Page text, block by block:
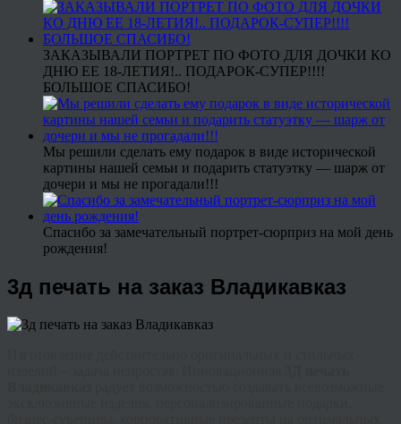
ЗАКАЗЫВАЛИ ПОРТРЕТ ПО ФОТО ДЛЯ ДОЧКИ КО
ДНЮ ЕЕ 18-ЛЕТИЯ!.. ПОДАРОК-СУПЕР!!!!
БОЛЬШОЕ СПАСИБО!
Мы решили сделать ему подарок в виде исторической
картины нашей семьи и подарить статуэтку — шарж от
дочери и мы не прогадали!!!
Спасибо за замечательный портрет-сюрприз на мой день
рождения!
3д печать на заказ Владикавказ